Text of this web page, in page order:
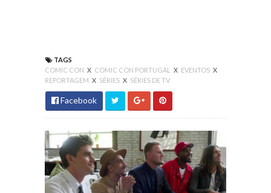
TAGS
COMIC CON X COMIC CON PORTUGAL X EVENTOS X
REPORTAGEM X SÉRIES X SÉRIES DE TV
Facebook